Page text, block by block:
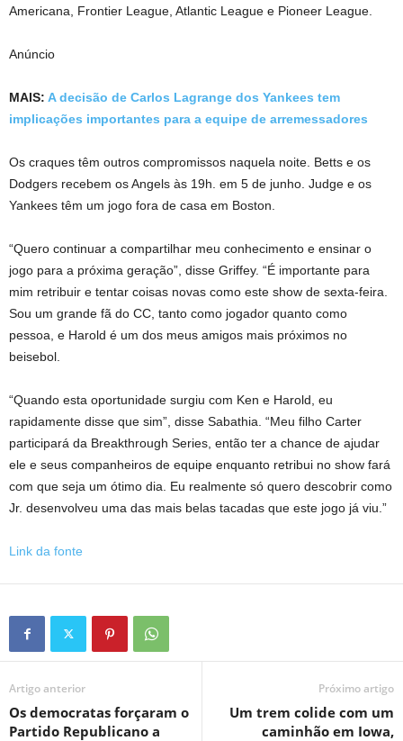
Americana, Frontier League, Atlantic League e Pioneer League.
Anúncio
MAIS: A decisão de Carlos Lagrange dos Yankees tem
implicações importantes para a equipe de arremessadores
Os craques têm outros compromissos naquela noite. Betts e os
Dodgers recebem os Angels às 19h. em 5 de junho. Judge e os
Yankees têm um jogo fora de casa em Boston.
“Quero continuar a compartilhar meu conhecimento e ensinar o
jogo para a próxima geração”, disse Griffey. “É importante para
mim retribuir e tentar coisas novas como este show de sexta-feira.
Sou um grande fã do CC, tanto como jogador quanto como
pessoa, e Harold é um dos meus amigos mais próximos no
beisebol.
“Quando esta oportunidade surgiu com Ken e Harold, eu
rapidamente disse que sim”, disse Sabathia. “Meu filho Carter
participará da Breakthrough Series, então ter a chance de ajudar
ele e seus companheiros de equipe enquanto retribui no show fará
com que seja um ótimo dia. Eu realmente só quero descobrir como
Jr. desenvolveu uma das mais belas tacadas que este jogo já viu.”
Link da fonte
Artigo anterior
Os democratas forçaram o
Partido Republicano a
Próximo artigo
Um trem colide com um
caminhão em Iowa,